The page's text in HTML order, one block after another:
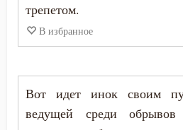
трепетом.
В избранное
Вот идет инок своим
ведущей среди